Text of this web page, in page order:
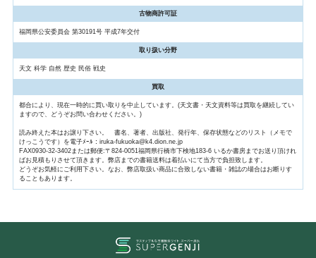
古物商許可証
福岡県公安委員会 第30191号 平成7年交付
取り扱い分野
天文 科学 自然 歴史 民俗 戦史
買取
都合により、現在一時的に買い取りを中止しています。(天文書・天文資料等は買取を継続してい
ますので、どうぞお問い合わせください。)
読み終えた本はお譲り下さい。 書名、著者、出版社、発行年、保存状態などのリスト（メモで
けっこうです）を電子ﾒｰﾙ：iruka-fukuoka@k4.dion.ne.jp
FAX0930-32-3402または郵便:〒824-0051福岡県行橋市下検地183-6 いるか書房までお送り頂けれ
ばお見積もりさせて頂きます。弊店までの書籍送料は着払いにて当方で負担致します。
どうぞお気軽にご利用下さい。なお、弊店取扱い商品に合致しない書籍・雑誌の場合はお断りす
ることもあります。